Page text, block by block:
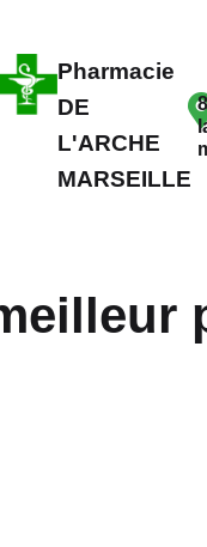
Pharmacie
DE
L'ARCHE
MARSEILLE